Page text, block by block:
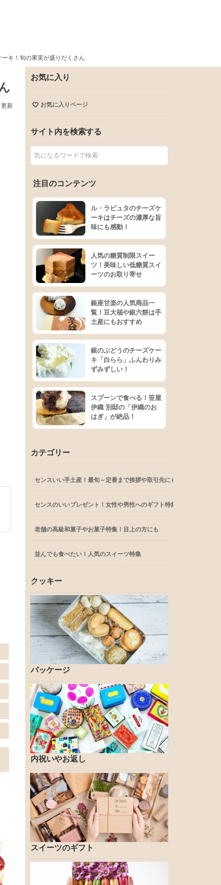
キ！旬の果実が盛りだくさん
新
お気に入り
お気に入りページ
サイト内を検索する
注目のコンテンツ
ル・ラピュタのチーズケ
ーキはチーズの濃厚な旨
味にも感動！
人気の糖質制限スイー
ツ！美味しい低糖質スイ
ーツのお取り寄せ
銀座甘楽の人気商品一
覧！豆大福や銀六餅は手
土産にもおすすめ
銀のぶどうのチーズケー
キ「白らら」ふんわりみ
ずみずしい！
スプーンで食べる！笹屋
伊織 別邸の「伊織のお
はぎ」が絶品！
カテゴリー
センスいい手土産！最旬～定番まで挨拶や取引先にも
センスのいいプレゼント！女性や男性へのギフト特集
老舗の高級和菓子やお菓子特集！目上の方にも
並んでも食べたい！人気のスイーツ特集
クッキー
パッケージ
内祝いやお返し
スイーツのギフト